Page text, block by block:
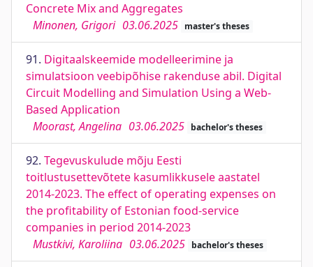
Concrete Mix and Aggregates
Minonen, Grigori 03.06.2025 master's theses
91. Digitaalskeemide modelleerimine ja
simulatsioon veebipõhise rakenduse abil. Digital
Circuit Modelling and Simulation Using a Web-
Based Application
Moorast, Angelina 03.06.2025 bachelor's theses
92. Tegevuskulude mõju Eesti
toitlustusettevõtete kasumlikkusele aastatel
2014-2023. The effect of operating expenses on
the profitability of Estonian food-service
companies in period 2014-2023
Mustkivi, Karoliina 03.06.2025 bachelor's theses